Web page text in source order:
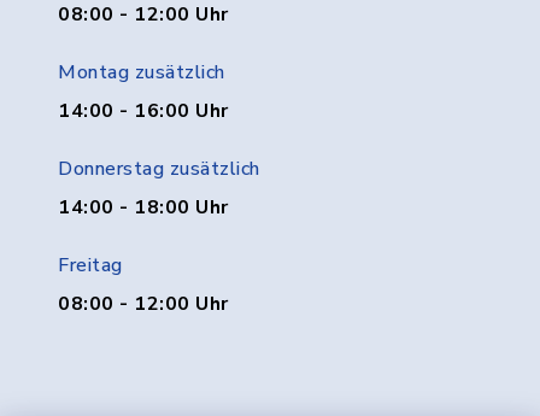
08:00 - 12:00 Uhr
Montag zusätzlich
14:00 - 16:00 Uhr
Donnerstag zusätzlich
14:00 - 18:00 Uhr
Freitag
08:00 - 12:00 Uhr